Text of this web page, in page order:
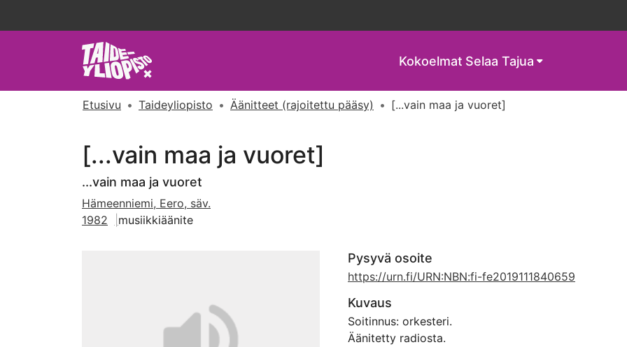
Kokoelmat Selaa Tajua
Etusivu Taideyliopisto Äänitteet (rajoitettu pääsy) [...vain maa ja vuoret]
[...vain maa ja vuoret]
...vain maa ja vuoret
Hämeenniemi, Eero, säv.
1982
musiikkiäänite
Pysyvä osoite
https://urn.fi/URN:NBN:fi-fe2019111840659
Kuvaus
Soitinnus: orkesteri.
Äänitetty radiosta.